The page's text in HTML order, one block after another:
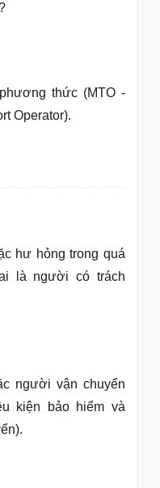
thức (MTO -
Operator).
hư hỏng trong quá
là người có trách
người vận chuyển
kiện bảo hiểm và